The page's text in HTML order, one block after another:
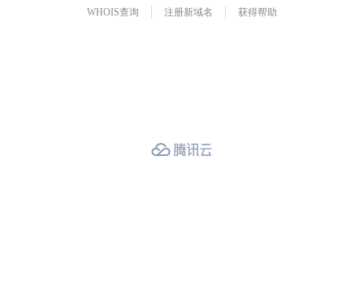
WHOIS查询 注册新域名 获得帮助